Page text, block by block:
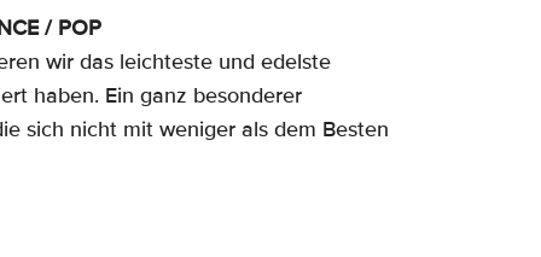
/ POP
wir das leichteste und edelste
haben. Ein ganz besonderer
sich nicht mit weniger als dem Besten